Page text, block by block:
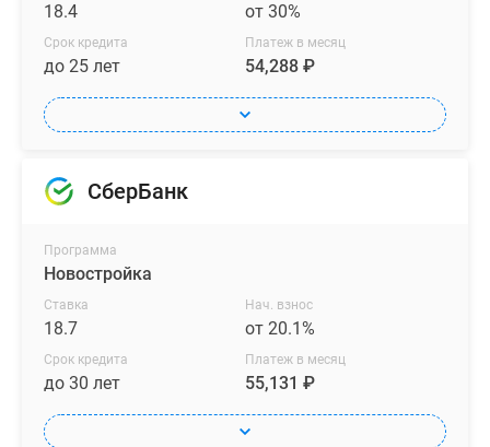
18.4 от 30%
Срок кредита
до 25 лет
Платеж в месяц
54,288 ₽
СберБанк
Программа
Новостройка
Ставка
18.7
Нач. взнос
от 20.1%
Срок кредита
до 30 лет
Платеж в месяц
55,131 ₽